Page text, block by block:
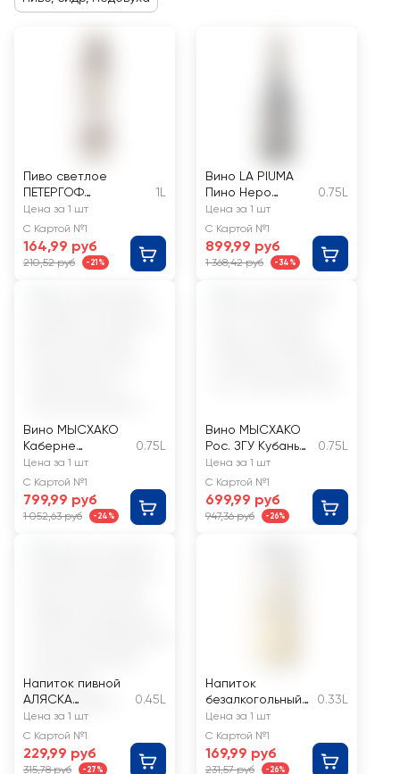
Пиво светлое
ПЕТЕРГОФ
нефильтрованное
пастеризованное
неосветленное 4,6%
1L
Цена за 1 шт
С Картой №1
164,99 руб
210,52 руб -21%
Вино LA PIUMA
Пино Неро
красное сухое
0.75L
Цена за 1 шт
С Картой №1
899,99 руб
1 368,42 руб -34%
Вино МЫСХАКО
Каберне
Совиньон
Квинтэссенция
Российское ЗГУ
Кубань кр.сух.
0.75L
Цена за 1 шт
С Картой №1
799,99 руб
1 052,63 руб -24%
Вино МЫСХАКО
Рос. ЗГУ Кубань
Мерло Каберне
Совиньон Кюве
кр. сух.
0.75L
Цена за 1 шт
С Картой №1
699,99 руб
947,36 руб -26%
Напиток пивной
АЛЯСКА
Мешаешь Дыня,
фисташки
нефильтрованны
й
0.45L
Цена за 1 шт
С Картой №1
229,99 руб
315,78 руб -27%
Напиток
безалкогольный
DRINKSOME
Коктейль Френч
75 с соком газ. ж/
б
0.33L
Цена за 1 шт
С Картой №1
169,99 руб
231,57 руб -26%